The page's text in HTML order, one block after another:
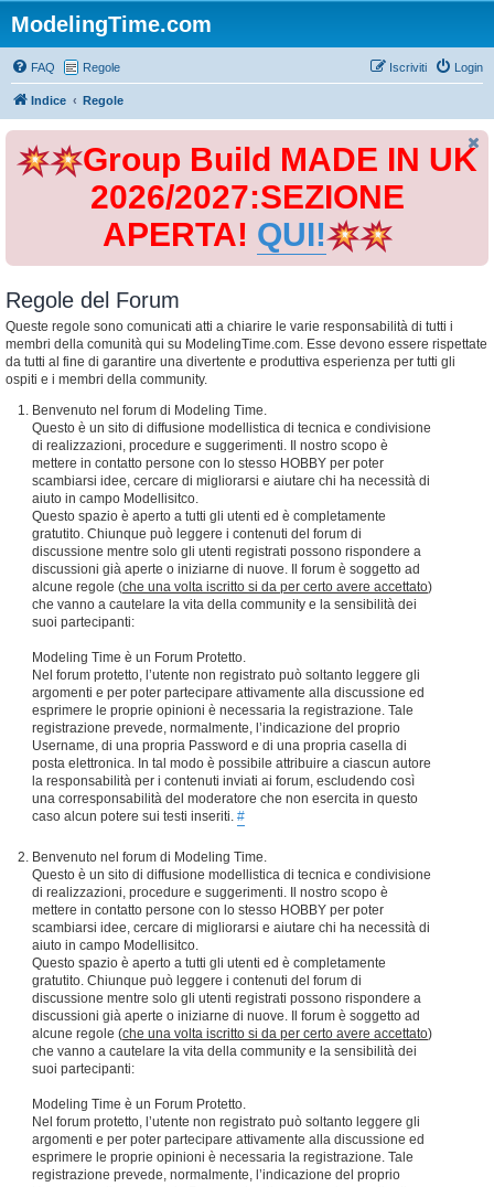
ModelingTime.com
FAQ Regole Login
Iscriviti
Indice Regole
Group Build MADE IN UK
2026/2027:SEZIONE
APERTA! QUI!
Regole del Forum
Queste regole sono comunicati atti a chiarire le varie responsabilità di tutti i
membri della comunità qui su ModelingTime.com. Esse devono essere rispettate
da tutti al fine di garantire una divertente e produttiva esperienza per tutti gli
ospiti e i membri della community.
Benvenuto nel forum di Modeling Time.
Questo è un sito di diffusione modellistica di tecnica e condivisione
di realizzazioni, procedure e suggerimenti. Il nostro scopo è
mettere in contatto persone con lo stesso HOBBY per poter
scambiarsi idee, cercare di migliorarsi e aiutare chi ha necessità di
aiuto in campo Modellisitco.
Questo spazio è aperto a tutti gli utenti ed è completamente
gratutito. Chiunque può leggere i contenuti del forum di
discussione mentre solo gli utenti registrati possono rispondere a
discussioni già aperte o iniziarne di nuove. Il forum è soggetto ad
alcune regole (che una volta iscritto si da per certo avere accettato)
che vanno a cautelare la vita della community e la sensibilità dei
suoi partecipanti:
Modeling Time è un Forum Protetto.
Nel forum protetto, l’utente non registrato può soltanto leggere gli
argomenti e per poter partecipare attivamente alla discussione ed
esprimere le proprie opinioni è necessaria la registrazione. Tale
registrazione prevede, normalmente, l’indicazione del proprio
Username, di una propria Password e di una propria casella di
posta elettronica. In tal modo è possibile attribuire a ciascun autore
la responsabilità per i contenuti inviati ai forum, escludendo così
una corresponsabilità del moderatore che non esercita in questo
caso alcun potere sui testi inseriti. #
Benvenuto nel forum di Modeling Time.
Questo è un sito di diffusione modellistica di tecnica e condivisione
di realizzazioni, procedure e suggerimenti. Il nostro scopo è
mettere in contatto persone con lo stesso HOBBY per poter
scambiarsi idee, cercare di migliorarsi e aiutare chi ha necessità di
aiuto in campo Modellisitco.
Questo spazio è aperto a tutti gli utenti ed è completamente
gratutito. Chiunque può leggere i contenuti del forum di
discussione mentre solo gli utenti registrati possono rispondere a
discussioni già aperte o iniziarne di nuove. Il forum è soggetto ad
alcune regole (che una volta iscritto si da per certo avere accettato)
che vanno a cautelare la vita della community e la sensibilità dei
suoi partecipanti:
Modeling Time è un Forum Protetto.
Nel forum protetto, l’utente non registrato può soltanto leggere gli
argomenti e per poter partecipare attivamente alla discussione ed
esprimere le proprie opinioni è necessaria la registrazione. Tale
registrazione prevede, normalmente, l’indicazione del proprio